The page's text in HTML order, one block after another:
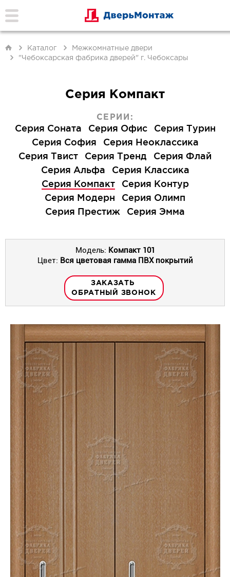
Каталог
Межкомнатные двери
"Чебоксарская фабрика дверей" г. Чебоксары
Серия Компакт
СЕРИИ:
Серия Соната Серия Офис
Серия Турин
Серия София
Серия Неоклассика
Серия Твист
Серия Тренд
Серия Флай
Серия Альфа
Серия Классика
Серия Компакт
Серия Контур
Серия Модерн
Серия Олимп
Серия Престиж
Серия Эмма
Модель: Компакт 101
Цвет: Вся цветовая гамма ПВХ покрытий
ЗАКАЗАТЬ
ОБРАТНЫЙ ЗВОНОК